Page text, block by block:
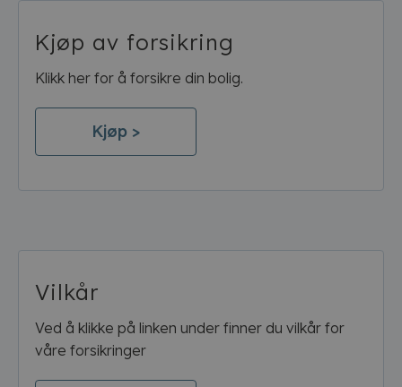
Kjøp av forsikring
Klikk her for å forsikre din bolig.
Kjøp >
Vilkår
Ved å klikke på linken under finner du vilkår for
våre forsikringer